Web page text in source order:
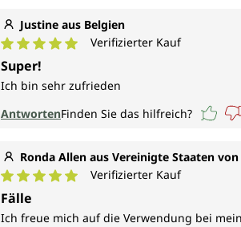
Justine aus Belgien
Durchschnittliche Bewertung von 5 von
Verifizierter Kauf
Super!
Ich bin sehr zufrieden
AntwortenFinden Sie das hilfreich?
Ronda Allen aus Vereinigte Staaten
Durchschnittliche Bewertung von 5 von
Verifizierter Kauf
Fälle
Ich freue mich auf die Verwendung bei